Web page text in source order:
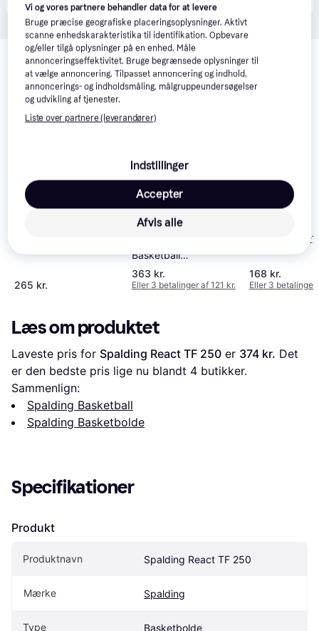
Relaterede produkter
Se vores forslag til andre produkter, der matcher dine
interesser. Vis alle
265 kr.
Basketball
Competition Synth
Leather Size 6
363 kr.
Eller 3 betalinger af 121 kr.
Wilson MVP
168 kr.
Eller 3 betalinger
Læs om produktet
Laveste pris for Spalding React TF 250 er 374 kr. Det
er den bedste pris lige nu blandt 4 butikker.
Sammenlign:
Spalding Basketball
Spalding Basketbolde
Specifikationer
Produkt
Produktnavn Spalding React TF 250
Mærke Spalding
Type Basketbolde
Vi og vores partnere behandler data for at levere
Bruge præcise geografiske placeringsoplysninger. Aktivt
scanne enhedskarakteristika til identifikation. Opbevare
og/eller tilgå oplysninger på en enhed. Måle
annonceringseffektivitet. Bruge begrænsede oplysninger til
at vælge annoncering. Tilpasset annoncering og indhold,
annoncerings- og indholdsmåling, målgruppeundersøgelser
og udvikling af tjenester.
Liste over partnere (leverandører)
Indstillinger
Afvis alle
Accepter